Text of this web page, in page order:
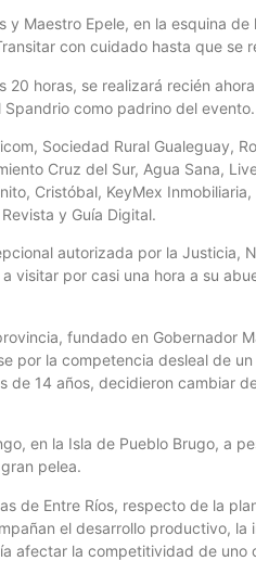
y Maestro Epele, en la esquina
con cuidado hasta que se
20 horas, se realizará recién
como padrino del evento.
Sociedad Rural Gualeguay,
Cruz del Sur, Agua Sana,
Cristóbal, KeyMex
y Guía Digital.
autorizada por la Justicia,
visitar por casi una hora a su
fundado en Gobernador
por la competencia desleal de
de 14 años, decidieron cambiar
en la Isla de Pueblo Brugo, a
pelea.
de Entre Ríos, respecto de la
el desarrollo productivo,
afectar la competitividad de uno